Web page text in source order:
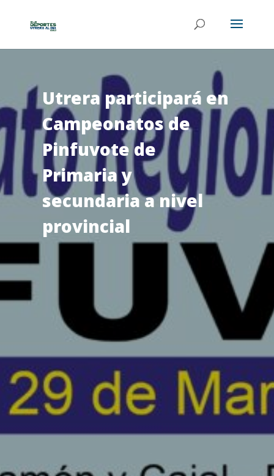
Utrera participará en
Campeonatos de
Pinfuvote de
Primaria y
secundaria a nivel
provincial